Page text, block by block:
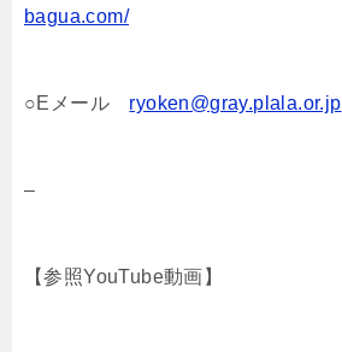
bagua.com/
○Eメール ryoken@gray.plala.or.jp
–
【参照YouTube動画】